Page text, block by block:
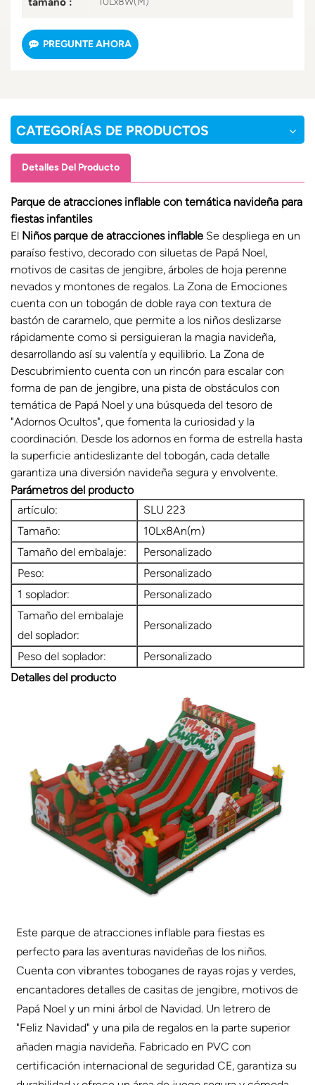
PREGUNTE AHORA
CATEGORÍAS DE PRODUCTOS
Detalles Del Producto
Parque de atracciones inflable con temática navideña para
fiestas infantiles
El Niñosparque de atracciones inflable Se despliega en un
paraíso festivo, decorado con siluetas de Papá Noel,
motivos de casitas de jengibre, árboles de hoja perenne
nevados y montones de regalos. La Zona de Emociones
cuenta con un tobogán de doble raya con textura de
bastón de caramelo, que permite a los niños deslizarse
rápidamente como si persiguieran la magia navideña,
desarrollando así su valentía y equilibrio. La Zona de
Descubrimiento cuenta con un rincón para escalar con
forma de pan de jengibre, una pista de obstáculos con
temática de Papá Noel y una búsqueda del tesoro de
"Adornos Ocultos", que fomenta la curiosidad y la
coordinación. Desde los adornos en forma de estrella hasta
la superficie antideslizante del tobogán, cada detalle
garantiza una diversión navideña segura y envolvente.
Parámetros del producto
artículo:
SLU 223
Tamaño:
10Lx8An(m)
Tamaño del embalaje:
Personalizado
Peso:
Personalizado
1 soplador:
Personalizado
Tamaño del embalaje
del soplador:
Personalizado
Peso del soplador:
Personalizado
Detalles del producto
Este parque de atracciones inflable para fiestas es
perfecto para las aventuras navideñas de los niños.
Cuenta con vibrantes toboganes de rayas rojas y verdes,
encantadores detalles de casitas de jengibre, motivos de
Papá Noel y un mini árbol de Navidad. Un letrero de
"Feliz Navidad" y una pila de regalos en la parte superior
añaden magia navideña. Fabricado en PVC con
certificación internacional de seguridad CE, garantiza su